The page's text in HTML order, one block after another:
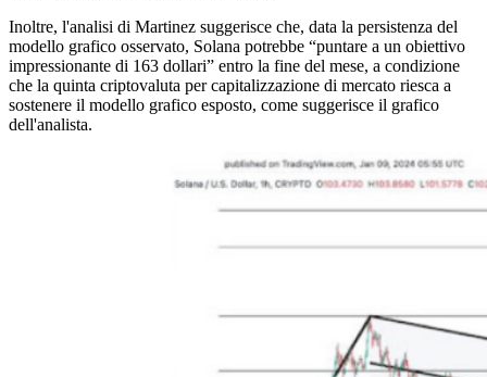
Inoltre, l'analisi di Martinez suggerisce che, data la persistenza del
modello grafico osservato, Solana potrebbe “puntare a un obiettivo
impressionante di 163 dollari” entro la fine del mese, a condizione
che la quinta criptovaluta per capitalizzazione di mercato riesca a
sostenere il modello grafico esposto, come suggerisce il grafico
dell'analista.